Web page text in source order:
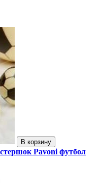
В корзину
Pavoni футбол